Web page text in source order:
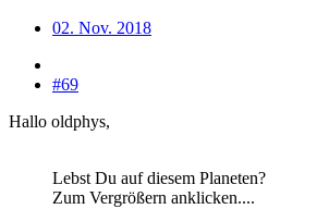
02. Nov. 2018
#69
Hallo oldphys,
Lebst Du auf diesem Planeten?
Zum Vergrößern anklicken....